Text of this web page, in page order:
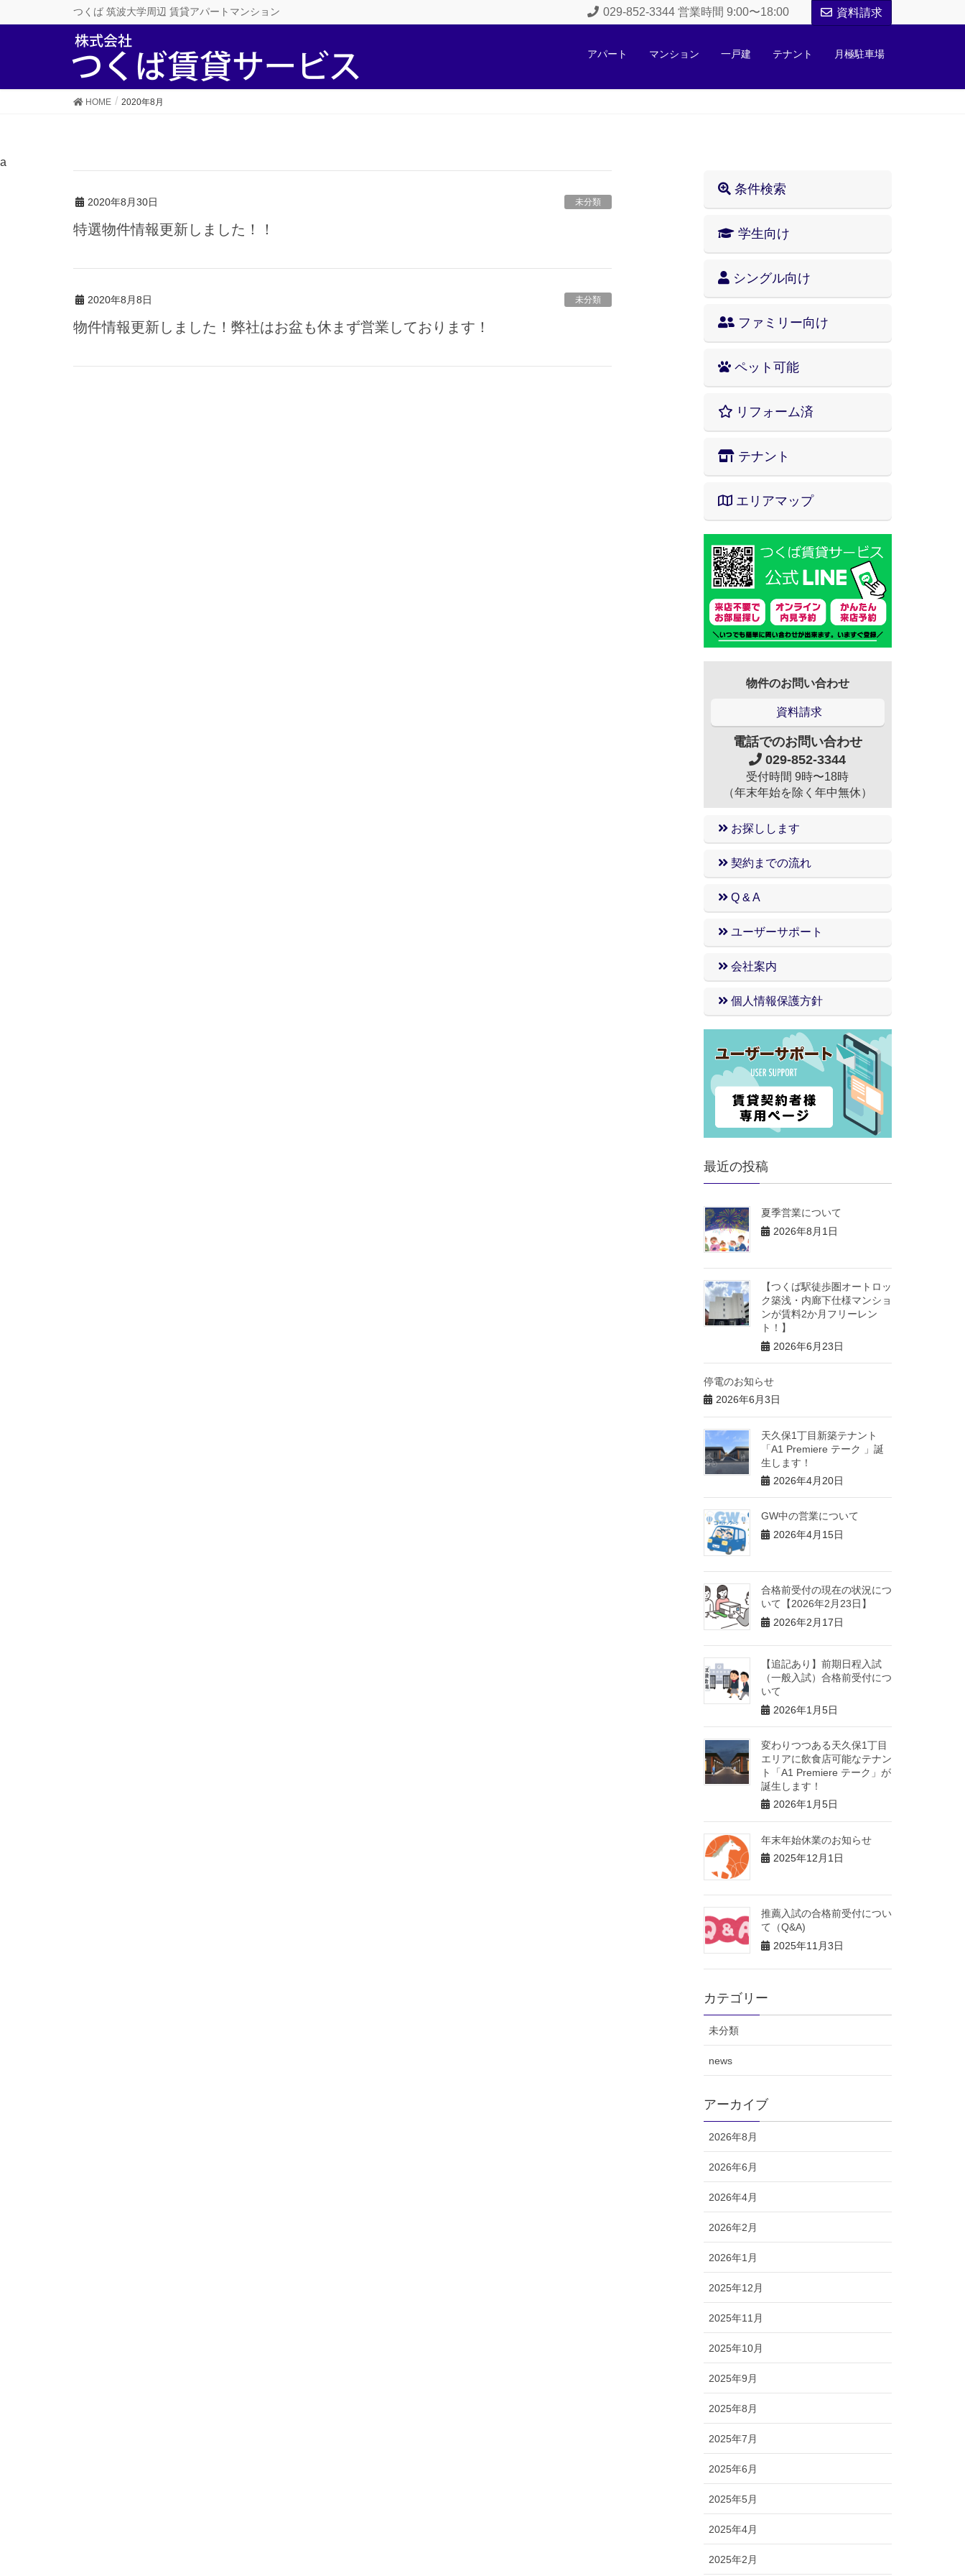
つくば 筑波大学周辺 賃貸アパートマンション 029-852-3344 営業時間 9:00〜18:00 資料請求
アパート マンション 一戸建 テナント 月極駐車場
HOME 2020年8月
a
2020年8月30日 未分類
特選物件情報更新しました！！
2020年8月8日 未分類
物件情報更新しました！弊社はお盆も休まず営業しております！
条件検索
学生向け
シングル向け
ファミリー向け
ペット可能
リフォーム済
テナント
エリアマップ
物件のお問い合わせ
資料請求
電話でのお問い合わせ
029-852-3344
受付時間 9時〜18時
（年末年始を除く年中無休）
お探しします
契約までの流れ
Q & A
ユーザーサポート
会社案内
個人情報保護方針
最近の投稿
夏季営業について
2026年8月1日
【つくば駅徒歩圏オートロッ
ク築浅・内廊下仕様マンショ
ンが賃料2か月フリーレン
ト！】
2026年6月23日
停電のお知らせ
2026年6月3日
天久保1丁目新築テナント
「A1 Premiere テーク 」誕
生します！
2026年4月20日
GW中の営業について
2026年4月15日
合格前受付の現在の状況につ
いて【2026年2月23日】
2026年2月17日
【追記あり】前期日程入試
（一般入試）合格前受付につ
いて
2026年1月5日
変わりつつある天久保1丁目
エリアに飲食店可能なテナン
ト「A1 Premiere テーク」が
誕生します！
2026年1月5日
年末年始休業のお知らせ
2025年12月1日
推薦入試の合格前受付につい
て（Q&A)
2025年11月3日
カテゴリー
未分類
news
アーカイブ
2026年8月
2026年6月
2026年4月
2026年2月
2026年1月
2025年12月
2025年11月
2025年10月
2025年9月
2025年8月
2025年7月
2025年6月
2025年5月
2025年4月
2025年2月